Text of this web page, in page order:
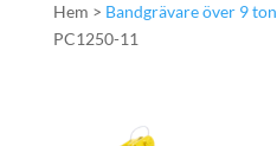
Hem > Bandgrävare över 9 ton
PC1250-11